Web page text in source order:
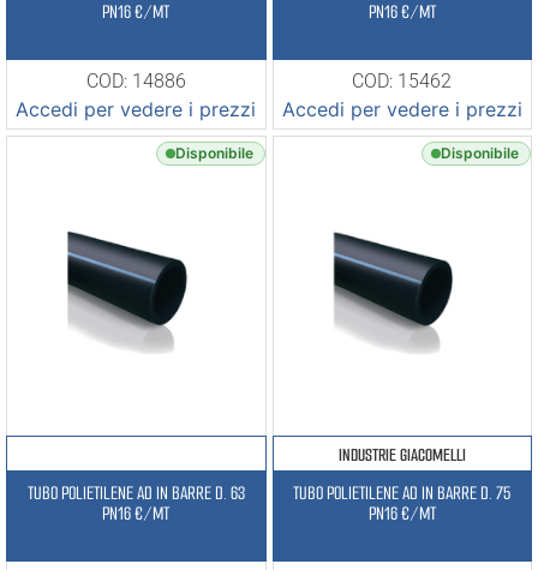
PN16 €/MT
COD: 14886
Accedi per vedere i prezzi
PN16 €/MT
COD: 15462
Accedi per vedere i prezzi
Disponibile
TUBO POLIETILENE AD IN BARRE D. 63
PN16 €/MT
Disponibile
INDUSTRIE GIACOMELLI
TUBO POLIETILENE AD IN BARRE D. 75
PN16 €/MT